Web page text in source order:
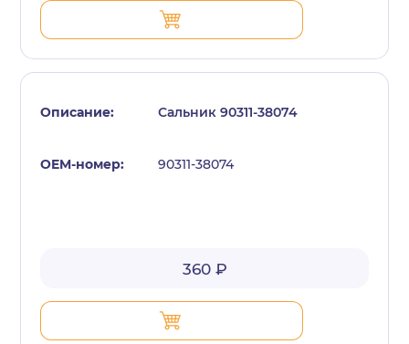
Сальник 90311-38074
90311-38074
360 ₽